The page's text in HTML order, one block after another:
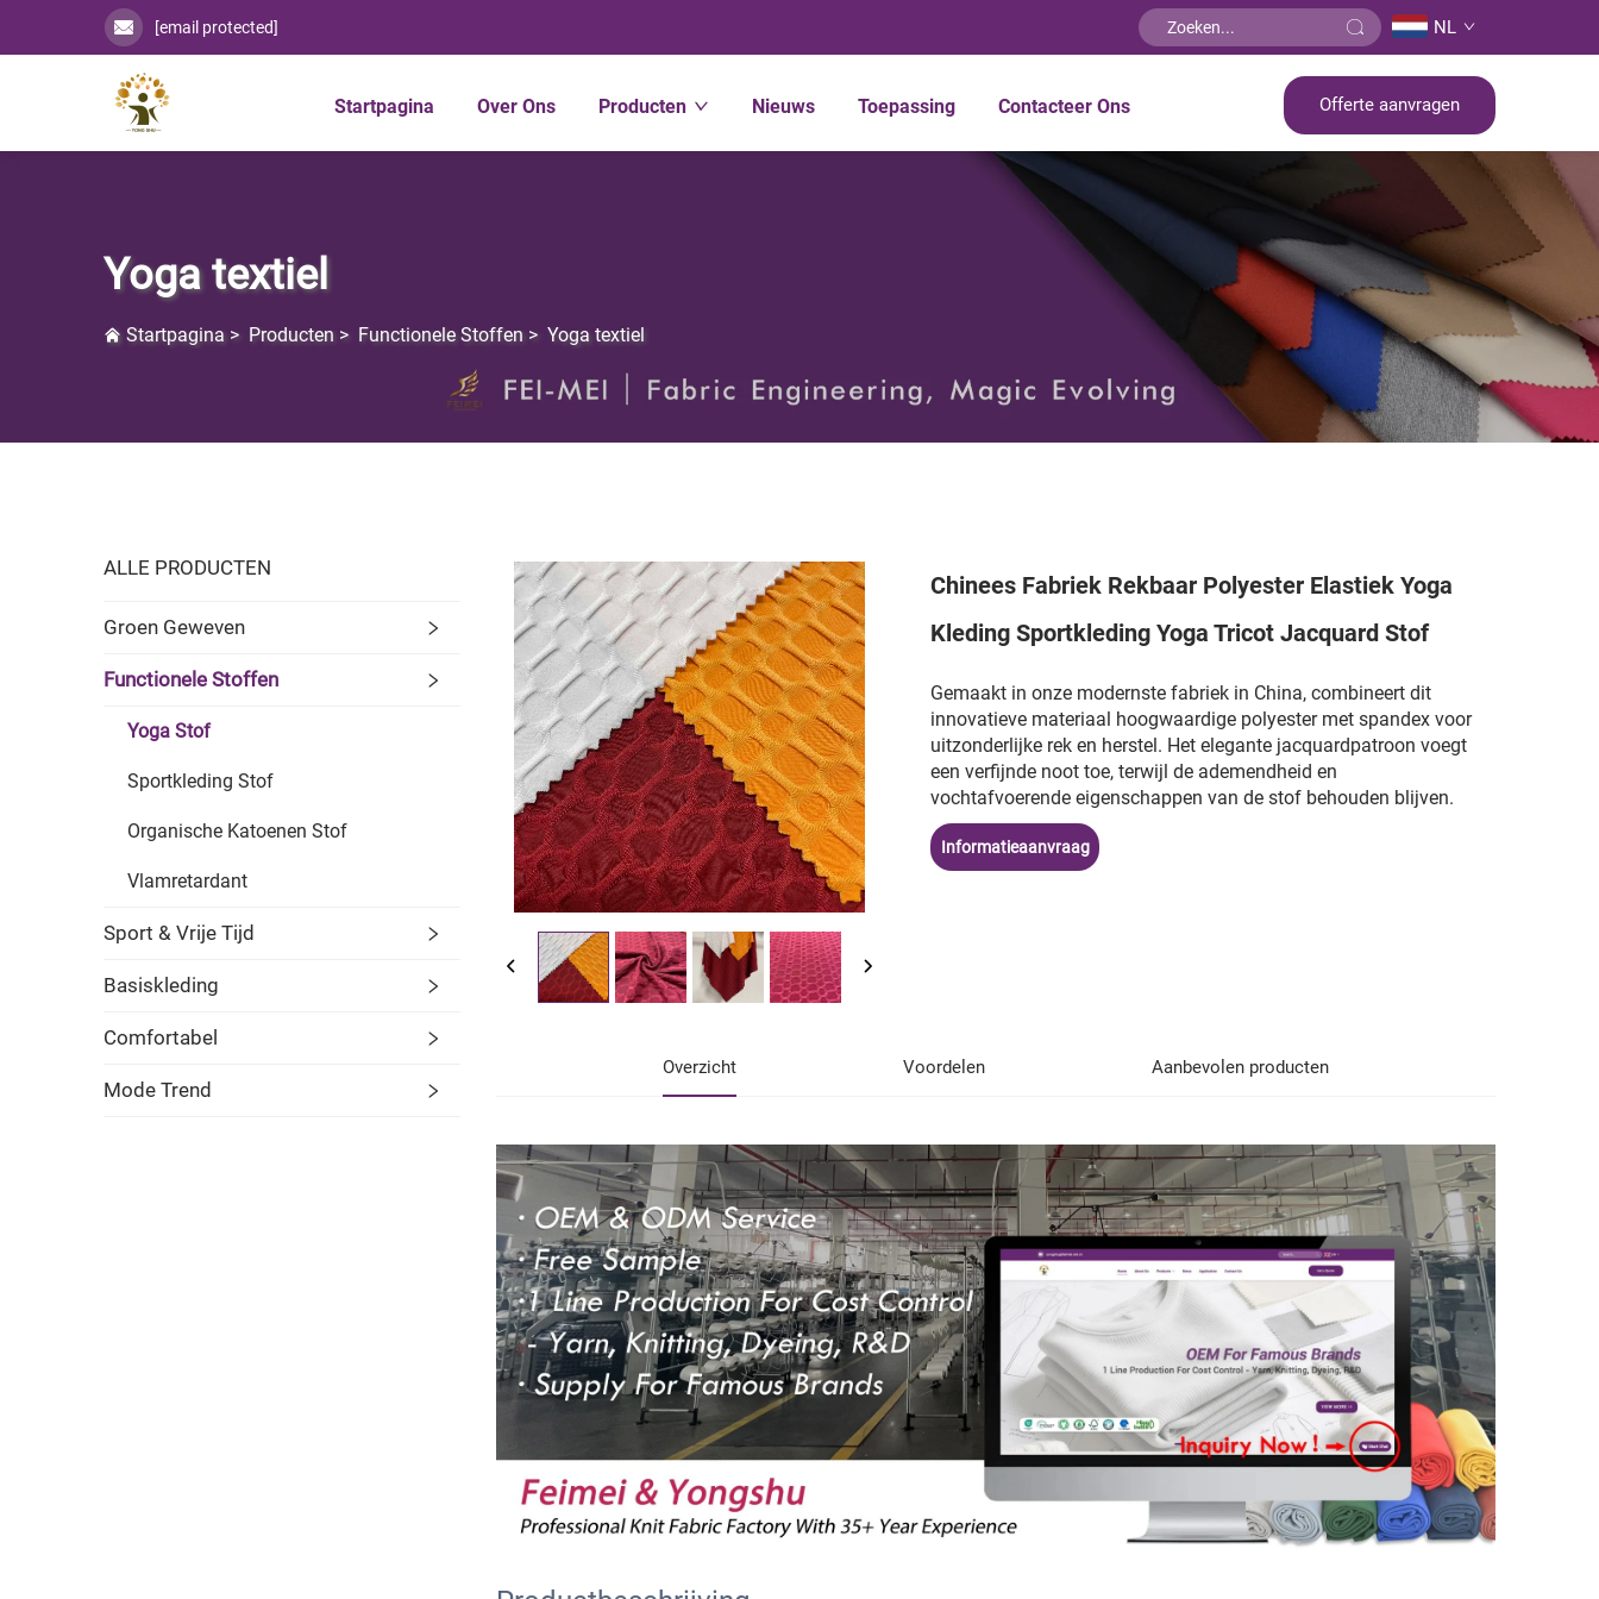
[email protected] NL
Startpagina Over Ons Producten Nieuws Toepassing Contacteer Ons Offerte aanvragen
Yoga textiel
Startpagina > Producten > Functionele Stoffen > Yoga textiel
ALLE PRODUCTEN
Groen Geweven
Functionele Stoffen
Yoga Stof
Sportkleding Stof
Organische Katoenen Stof
Vlamretardant
Sport & Vrije Tijd
Basiskleding
Comfortabel
Mode Trend
Chinees Fabriek Rekbaar Polyester Elastiek Yoga
Kleding Sportkleding Yoga Tricot Jacquard Stof
Gemaakt in onze modernste fabriek in China, combineert dit
innovatieve materiaal hoogwaardige polyester met spandex voor
uitzonderlijke rek en herstel. Het elegante jacquardpatroon voegt
een verfijnde noot toe, terwijl de ademendheid en
vochtafvoerende eigenschappen van de stof behouden blijven.
Informatieaanvraag
Overzicht Voordelen Aanbevolen producten